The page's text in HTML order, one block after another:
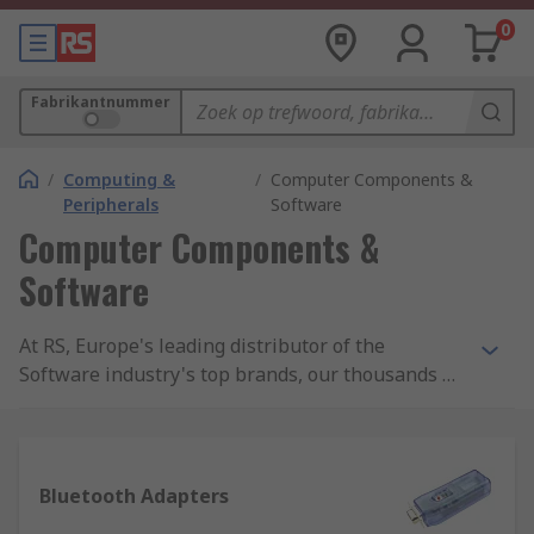
0
Fabrikantnummer
/ Computing &
Peripherals
/ Computer Components &
Software
Computer Components &
Software
At RS, Europe's leading distributor of the
Software industry's top brands, our thousands of
approved and of the highest quality. With
possibly the biggest range of Software available
Bluetooth Adapters